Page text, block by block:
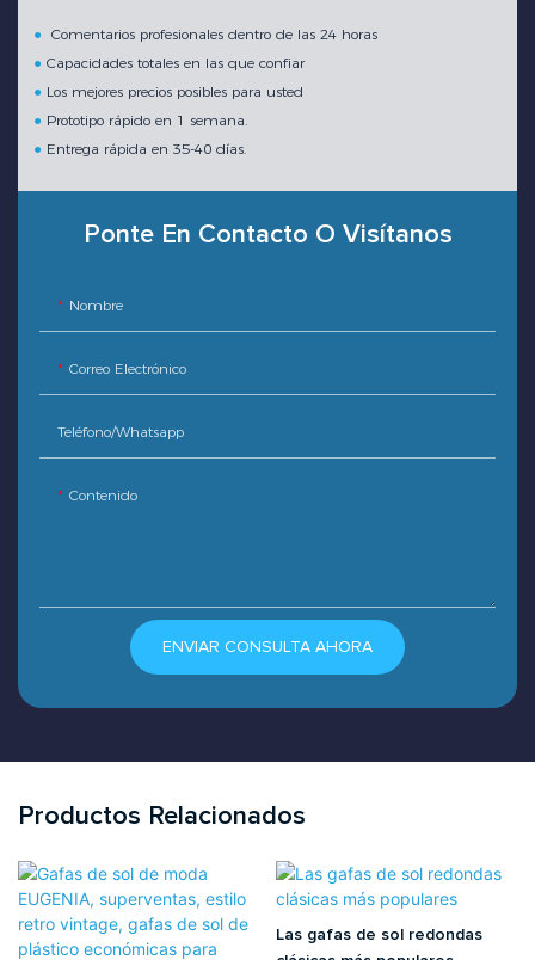
● Comentarios profesionales dentro de las 24 horas
●Capacidades totales en las que confiar
● Los mejores precios posibles para usted
● Prototipo rápido en 1 semana.
● Entrega rápida en 35-40 días.
Ponte En Contacto O Visítanos
Nombre
Correo Electrónico
Teléfono/whatsapp
Contenido
ENVIAR CONSULTA AHORA
Productos Relacionados
Las gafas de sol redondas